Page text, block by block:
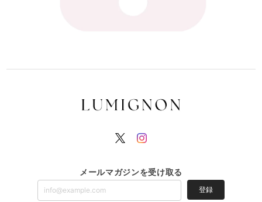
メールマガジンを受け取る
登録